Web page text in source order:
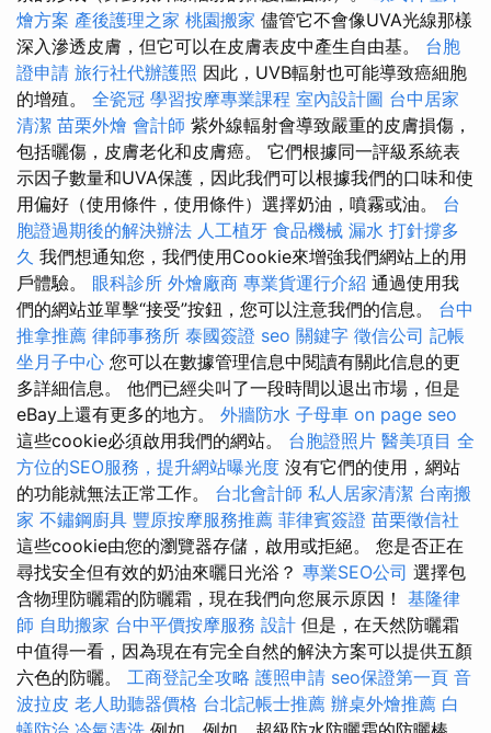
燴方案 產後護理之家 桃園搬家 儘管它不會像UVA光線那樣
深入滲透皮膚，但它可以在皮膚表皮中產生自由基。 台胞
證申請 旅行社代辦護照 因此，UVB輻射也可能導致癌細胞
的增殖。 全瓷冠 學習按摩專業課程 室內設計圖 台中居家
清潔 苗栗外燴 會計師 紫外線輻射會導致嚴重的皮膚損傷，
包括曬傷，皮膚老化和皮膚癌。 它們根據同一評級系統表
示因子數量和UVA保護，因此我們可以根據我們的口味和使
用偏好（使用條件，使用條件）選擇奶油，噴霧或油。 台
胞證過期後的解決辦法 人工植牙 食品機械 漏水 打針撐多
久 我們想通知您，我們使用Cookie來增強我們網站上的用
戶體驗。 眼科診所 外燴廠商 專業貨運行介紹 通過使用我
們的網站並單擊“接受”按鈕，您可以注意我們的信息。 台中
推拿推薦 律師事務所 泰國簽證 seo 關鍵字 徵信公司 記帳
坐月子中心 您可以在數據管理信息中閱讀有關此信息的更
多詳細信息。 他們已經尖叫了一段時間以退出市場，但是
eBay上還有更多的地方。 外牆防水 子母車 on page seo
這些cookie必須啟用我們的網站。 台胞證照片 醫美項目 全
方位的SEO服務，提升網站曝光度 沒有它們的使用，網站
的功能就無法正常工作。 台北會計師 私人居家清潔 台南搬
家 不鏽鋼廚具 豐原按摩服務推薦 菲律賓簽證 苗栗徵信社
這些cookie由您的瀏覽器存儲，啟用或拒絕。 您是否正在
尋找安全但有效的奶油來曬日光浴？ 專業SEO公司 選擇包
含物理防曬霜的防曬霜，現在我們向您展示原因！ 基隆律
師 自助搬家 台中平價按摩服務 設計 但是，在天然防曬霜
中值得一看，因為現在有完全自然的解決方案可以提供五顏
六色的防曬。 工商登記全攻略 護照申請 seo保證第一頁 音
波拉皮 老人助聽器價格 台北記帳士推薦 辦桌外燴推薦 白